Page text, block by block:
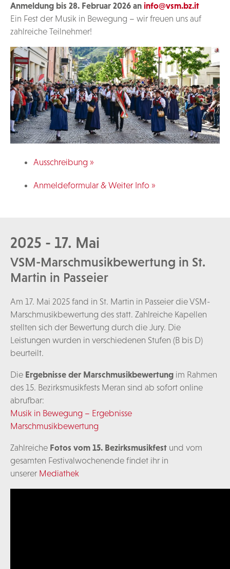
Anmeldung bis 28. Februar 2026 an info@vsm.bz.it
Ein Fest der Musik in Bewegung – wir freuen uns auf
zahlreiche Teilnehmer!
Ausschreibung »
Anmeldeformular & Weiter Info »
2025 - 17. Mai
VSM-Marschmusikbewertung in St.
Martin in Passeier
Am 17. Mai 2025 fand in St. Martin in Passeier die VSM-
Marschmusikbewertung des statt. Zahlreiche Kapellen
stellten sich der Bewertung durch die Jury. Die
Leistungen wurden in verschiedenen Stufen (B bis D)
beurteilt.
Die Ergebnisse der Marschmusikbewertung im Rahmen
des 15. Bezirksmusikfests Meran sind ab sofort online
abrufbar:
Musik in Bewegung – Ergebnisse
Marschmusikbewertung
Zahlreiche Fotos vom 15. Bezirksmusikfest und vom
gesamten Festivalwochenende findet ihr in
unserer Mediathek